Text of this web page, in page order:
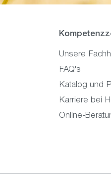
Unsere
FAQ's
Katalog und
Karriere bei
Online-